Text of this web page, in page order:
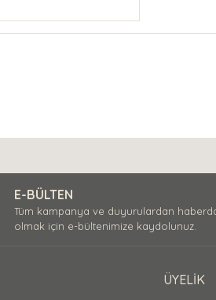
E-BÜLTEN
Tüm kampanya ve duyurulardan
olmak için e-bültenimize kaydolunuz.
ÜYELİK